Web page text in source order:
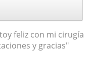
feliz con mi cirugía
y gracias"